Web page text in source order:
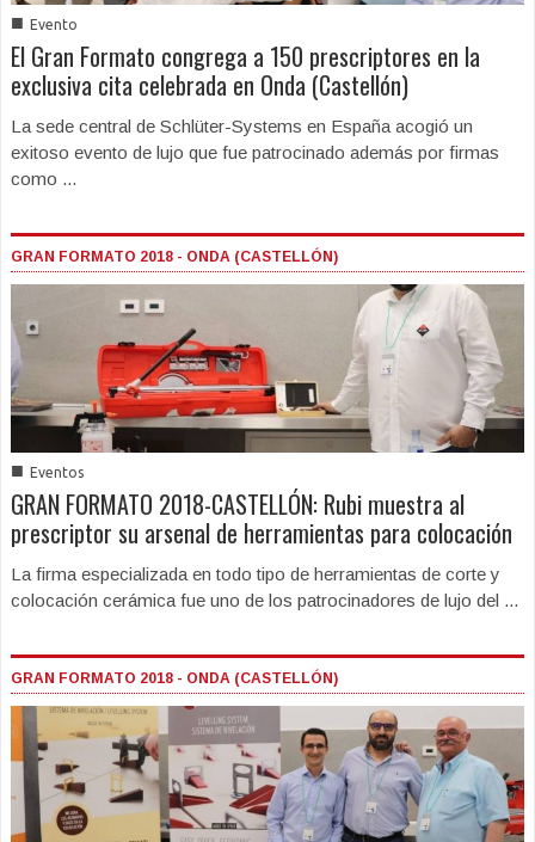
■ Evento
El Gran Formato congrega a 150 prescriptores en la
exclusiva cita celebrada en Onda (Castellón)
La sede central de Schlüter-Systems en España acogió un
exitoso evento de lujo que fue patrocinado además por firmas
como ...
GRAN FORMATO 2018 - ONDA (CASTELLÓN)
■ Eventos
GRAN FORMATO 2018-CASTELLÓN: Rubi muestra al
prescriptor su arsenal de herramientas para colocación
La firma especializada en todo tipo de herramientas de corte y
colocación cerámica fue uno de los patrocinadores de lujo del ...
GRAN FORMATO 2018 - ONDA (CASTELLÓN)